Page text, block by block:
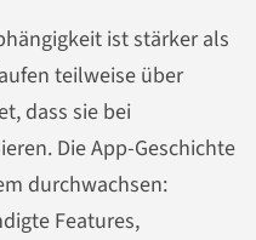
ist stärker als
teilweise über
dass sie bei
Die App-Geschichte
durchwachsen:
Features,